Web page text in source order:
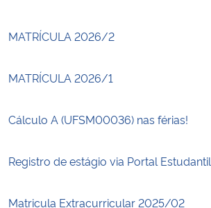
MATRÍCULA 2026/2
MATRÍCULA 2026/1
Cálculo A (UFSM00036) nas férias!
Registro de estágio via Portal Estudantil
Matricula Extracurricular 2025/02